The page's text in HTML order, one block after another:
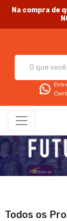
Na compra de
Todos os